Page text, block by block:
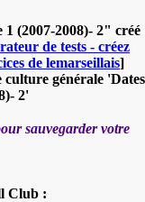
(2007-2008)- 2" créé
de tests - créez
de lemarseillais]
culture générale 'Dates
2'
sauvegarder votre
Club :